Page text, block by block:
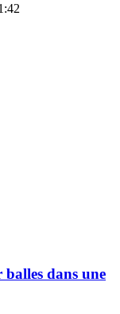
balles dans une